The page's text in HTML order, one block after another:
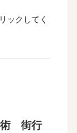
ックしてく
術 街行